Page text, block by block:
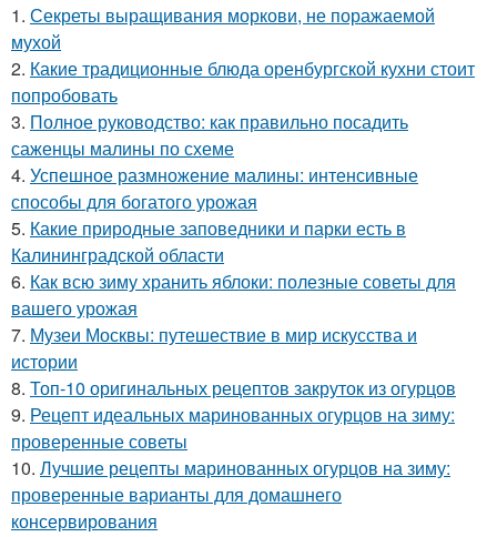
1. Секреты выращивания моркови, не поражаемой
мухой
2. Какие традиционные блюда оренбургской кухни стоит
попробовать
3. Полное руководство: как правильно посадить
саженцы малины по схеме
4. Успешное размножение малины: интенсивные
способы для богатого урожая
5. Какие природные заповедники и парки есть в
Калининградской области
6. Как всю зиму хранить яблоки: полезные советы для
вашего урожая
7. Музеи Москвы: путешествие в мир искусства и
истории
8. Топ-10 оригинальных рецептов закруток из огурцов
9. Рецепт идеальных маринованных огурцов на зиму:
проверенные советы
10. Лучшие рецепты маринованных огурцов на зиму:
проверенные варианты для домашнего
консервирования